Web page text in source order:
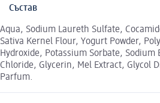
Състав
Aqua, Sodium Laureth Sulfate,
Sativa Kernel Flour, Yogurt Powder,
Hydroxide, Potassium Sorbate, Sodium
Chloride, Glycerin, Mel Extract, Glycol
Parfum.